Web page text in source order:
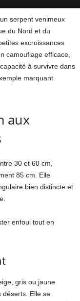
serpent venimeux
du Nord et du
excroissances
camouflage efficace,
à survivre dans
marquant
aux
30 et 60 cm,
85 cm. Elle
bien distincte et
enfoui tout en
gris ou jaune
déserts. Elle se